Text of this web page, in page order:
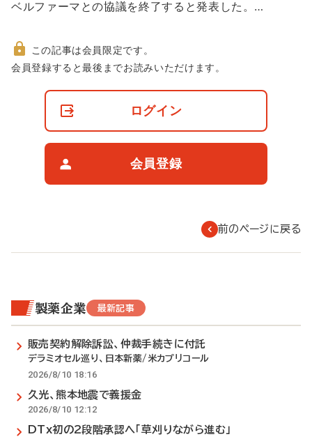
ベルファーマとの協議を終了すると発表した。…
非
この記事は会員限定です。
会員登録すると最後までお読みいただけます。
ログイン
会員登録
前のページに戻る
製薬企業 最新記事
販売契約解除訴訟、仲裁手続きに付託
デラミオセル巡り、日本新薬/米カプリコール
2026/8/10 18:16
久光、熊本地震で義援金
2026/8/10 12:12
DTx初の2段階承認へ「草刈りながら進む」